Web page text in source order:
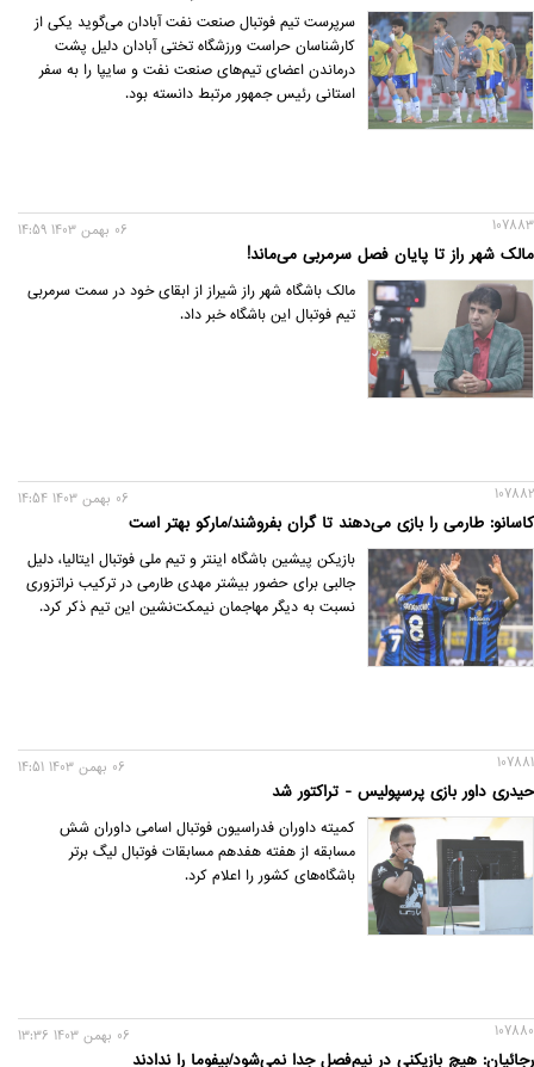
سرپرست تیم فوتبال صنعت نفت آبادان می‌گوید یکی از
کارشناسان حراست ورزشگاه تختی آبادان دلیل پشت
درماندن اعضای تیم‌های صنعت نفت و سایپا را به سفر
استانی رئیس جمهور مرتبط دانسته بود.
107883
مالک شهر راز تا پایان فصل سرمربی می‌ماند!
06 بهمن 1403 14:59
مالک باشگاه شهر راز شیراز از ابقای خود در سمت سرمربی
تیم فوتبال این باشگاه خبر داد.
107882
کاسانو: طارمی را بازی می‌دهند تا گران بفروشند/مارکو بهتر است
06 بهمن 1403 14:54
بازیکن پیشین باشگاه اینتر و تیم ملی فوتبال ایتالیا، دلیل
جالبی برای حضور بیشتر مهدی طارمی در ترکیب نراتزوری
نسبت به دیگر مهاجمان نیمکت‌نشین این تیم ذکر کرد.
107881
حیدری داور بازی پرسپولیس - تراکتور شد
06 بهمن 1403 14:51
کمیته داوران فدراسیون فوتبال اسامی داوران شش
مسابقه از هفته هفدهم مسابقات فوتبال لیگ برتر
باشگاه‌های کشور را اعلام کرد.
107880
رجائیان: هیچ بازیکنی در نیم‌فصل جدا نمی‌شود/بیفوما را ندادند
06 بهمن 1403 13:36